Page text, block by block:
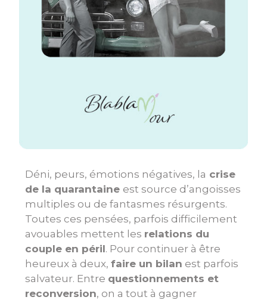
Déni, peurs, émotions négatives, la crise
de la quarantaine est source d’angoisses
multiples ou de fantasmes résurgents.
Toutes ces pensées, parfois difficilement
avouables mettent les relations du
couple en péril. Pour continuer à être
heureux à deux, faire un bilan est parfois
salvateur. Entre questionnements et
reconversion, on a tout à gagner